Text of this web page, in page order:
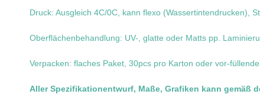
Druck: Ausgleich 4C/0C, kann flexo (Wassertintendrucken),
Oberflächenbehandlung: UV-, glatte oder Matts pp.
Verpacken: flaches Paket, 30pcs pro Karton oder vor-
Aller Spezifikationentwurf, Maße, Grafiken kann gemäß